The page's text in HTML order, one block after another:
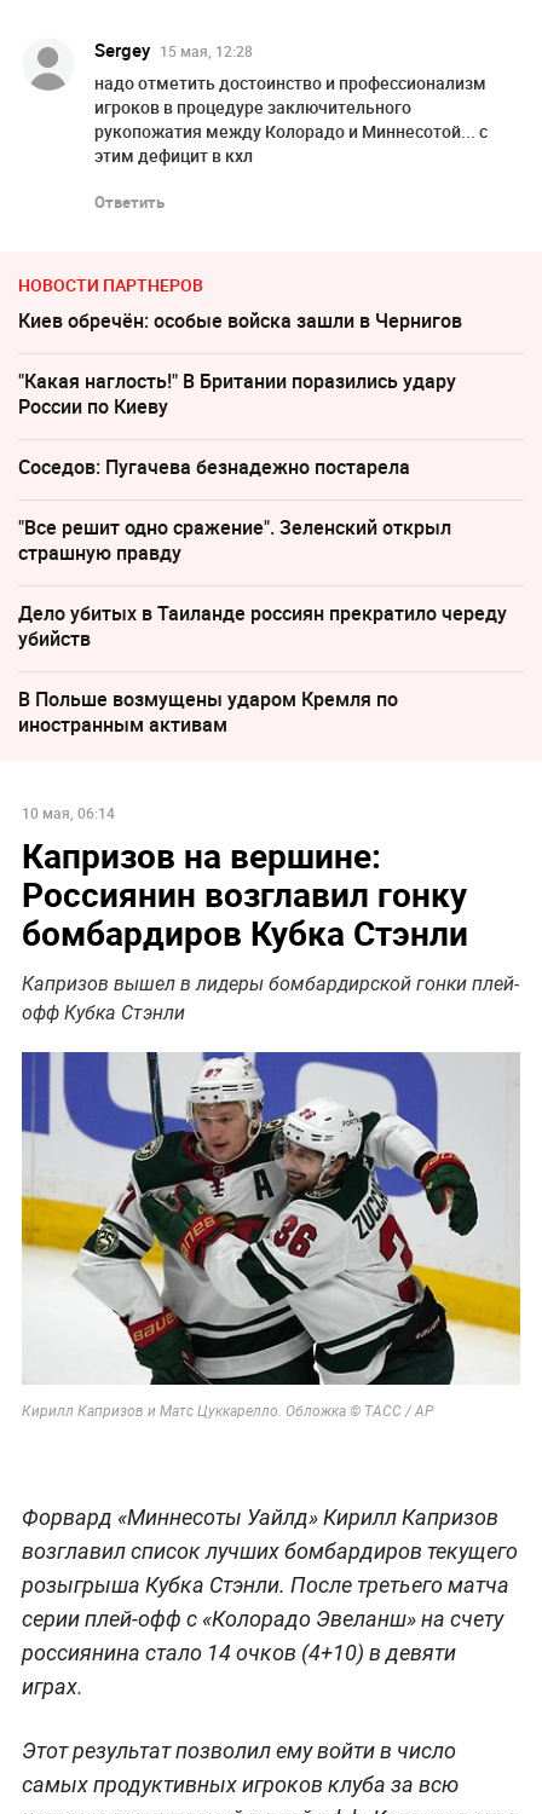
Sergey 15 мая, 12:28
надо отметить достоинство и профессионализм
игроков в процедуре заключительного
рукопожатия между Колорадо и Миннесотой... с
этим дефицит в кхл
Ответить
НОВОСТИ ПАРТНЕРОВ
Киев обречён: особые войска зашли в Чернигов
"Какая наглость!" В Британии поразились удару
России по Киеву
Соседов: Пугачева безнадежно постарела
"Все решит одно сражение". Зеленский открыл
страшную правду
Дело убитых в Таиланде россиян прекратило череду
убийств
В Польше возмущены ударом Кремля по
иностранным активам
10 мая, 06:14
Капризов на вершине:
Россиянин возглавил гонку
бомбардиров Кубка Стэнли
Капризов вышел в лидеры бомбардирской гонки плей-
офф Кубка Стэнли
Кирилл Капризов и Матс Цуккарелло. Обложка © ТАСС / AP
Форвард «Миннесоты Уайлд» Кирилл Капризов
возглавил список лучших бомбардиров текущего
розыгрыша Кубка Стэнли. После третьего матча
серии плей-офф с «Колорадо Эвеланш» на счету
россиянина стало 14 очков (4+10) в девяти
играх.
Этот результат позволил ему войти в число
самых продуктивных игроков клуба за всю